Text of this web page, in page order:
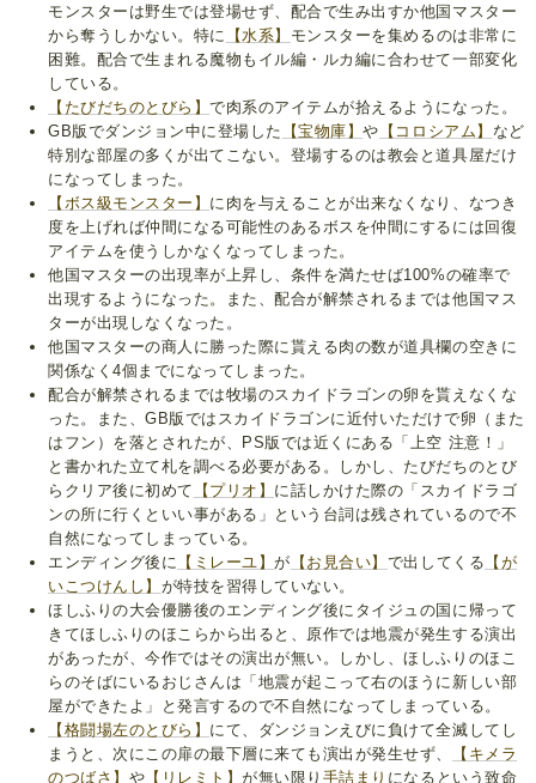
モンスターは野生では登場せず、配合で生み出すか他国マスター
から奪うしかない。特に
【水系】 モンスターを集めるのは非常に
困難。配合で生まれる魔物もイル編・ルカ編に合わせて一部変化
している。
【たびだちのとびら】で肉系のアイテムが拾えるようになった。
GB版でダンジョン中に登場した
【宝物庫】や 【コロシアム】 など
特別な部屋の多くが出てこない。登場するのは教会と道具屋だけ
になってしまった。
【ボス級モンスター】 に肉を与えることが出来なくなり、なつき
度を上げれば仲間になる可能性のあるボスを仲間にするには回復
アイテムを使うしかなくなってしまった。
他国マスターの出現率が上昇し、条件を満たせば100%の確率で
出現するようになった。また、配合が解禁されるまでは他国マス
ターが出現しなくなった。
他国マスターの商人に勝った際に貰える肉の数が道具欄の空きに
関係なく4個までになってしまった。
配合が解禁されるまでは牧場のスカイドラゴンの卵を貰えなくな
った。また、GB版ではスカイドラゴンに近付いただけで卵（また
はフン）を落とされたが、PS版では近くにある「上空 注意！」
と書かれた立て札を調べる必要がある。しかし、たびだちのとび
らクリア後に初めて
【プリオ】 に話しかけた際の「スカイドラゴ
ンの所に行くといい事がある」という台詞は残されているので不
自然になってしまっている。
エンディング後に
【ミレーユ】が 【お見合い】 で出してくる 【が
いこつけんし】 が特技を習得していない。
ほしふりの大会優勝後のエンディング後にタイジュの国に帰って
きてほしふりのほこらから出ると、原作では地震が発生する演出
があったが、今作ではその演出が無い。しかし、ほしふりのほこ
らのそばにいるおじさんは「地震が起こって右のほうに新しい部
屋ができたよ」と発言するので不自然になってしまっている。
【格闘場左のとびら】 にて、ダンジョンえびに負けて全滅してし
まうと、次にこの扉の最下層に来ても演出が発生せず、
【キメラ
のつばさ】 や 【リレミト】が無い限り 手詰まり になるという致命